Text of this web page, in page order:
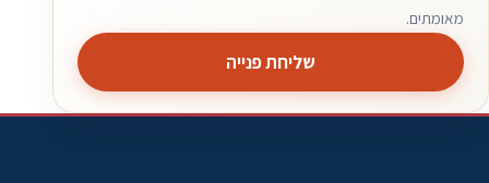
מאומתים.
שליחת פנייה